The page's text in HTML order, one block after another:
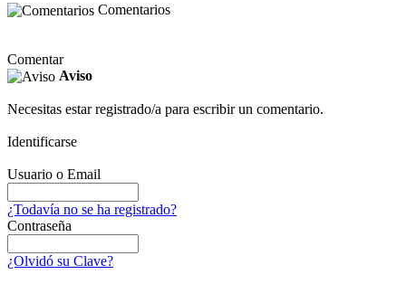
Comentarios
Comentar
Aviso
Necesitas estar registrado/a para escribir un comentario.
Identificarse
Usuario o Email
¿Todavía no se ha registrado?
Contraseña
¿Olvidó su Clave?